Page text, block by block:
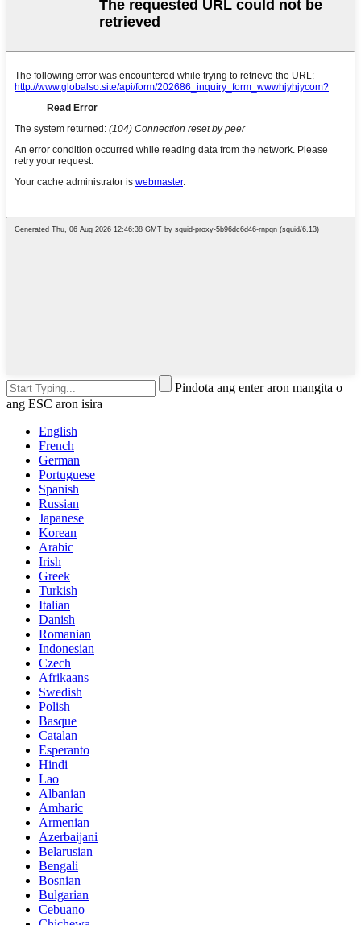
Pindota ang enter aron mangita o
ang ESC aron isira
English
French
German
Portuguese
Spanish
Russian
Japanese
Korean
Arabic
Irish
Greek
Turkish
Italian
Danish
Romanian
Indonesian
Czech
Afrikaans
Swedish
Polish
Basque
Catalan
Esperanto
Hindi
Lao
Albanian
Amharic
Armenian
Azerbaijani
Belarusian
Bengali
Bosnian
Bulgarian
Cebuano